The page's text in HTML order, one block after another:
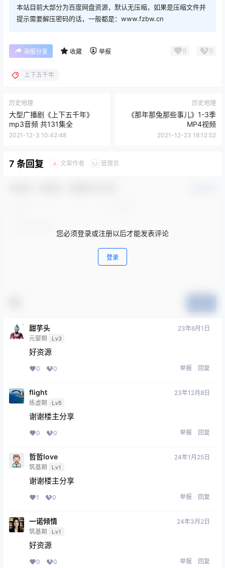
本站目前大部分为百度网盘资源，默认无压缩，如果是压缩文件并
提示需要解压密码的话，一般都是：www.fzbw.cn
海报分享 收藏 举报 0 0
上下五千年
历史地理
大型广播剧《上下五千年》
mp3音频 共131集全
2021-12-3 10:42:48
历史地理
《那年那兔那些事儿》1-3季
MP4视频
2021-12-23 18:12:52
7 条回复 A 文章作者 M 管理员
您必须登录或注册以后才能发表评论
登录
甜芋头
元婴期 Lv3
23年6月1日
好资源
0 0 举报 回复
flight
练虚期 Lv5
23年12月8日
谢谢楼主分享
0 0 举报 回复
哲哲love
筑基期 Lv1
24年1月25日
谢谢楼主分享
1 0 举报 回复
一诺倾情
筑基期 Lv1
24年3月2日
好资源
0 0 举报 回复